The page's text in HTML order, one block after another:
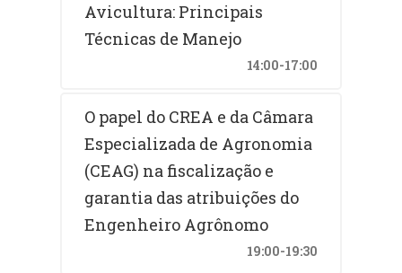
Avicultura: Principais
Técnicas de Manejo
14:00-17:00
O papel do CREA e da Câmara
Especializada de Agronomia
(CEAG) na fiscalização e
garantia das atribuições do
Engenheiro Agrônomo
19:00-19:30